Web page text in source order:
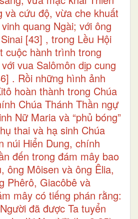
và cứu độ, vừa che khuất
quang Ngài; với ông
[43] , trong Lều Hội
cuộc hành trình trong
vua Salômôn dịp cung
. Rồi những hình ảnh
hoàn thành trong Chúa
Chúa Thánh Thần ngự
Nữ Maria và “phủ bóng”
thai và hạ sinh Chúa
núi Hiển Dung, chính
đến trong đám mây bao
ông Môisen và ông Êlia,
Phêrô, Giacôbê và
mây có tiếng phán rằng:
đã được Ta tuyển